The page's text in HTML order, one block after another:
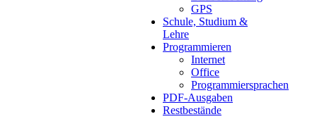
GPS
Schule, Studium &
Lehre
Programmieren
Internet
Office
Programmiersprachen
PDF-Ausgaben
Restbestände